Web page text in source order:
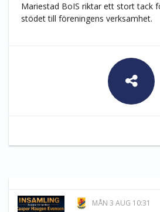
Mariestad BoIS riktar ett stort tack
stödet till föreningens verksamhet.
MÅN 3 AUG 10:31